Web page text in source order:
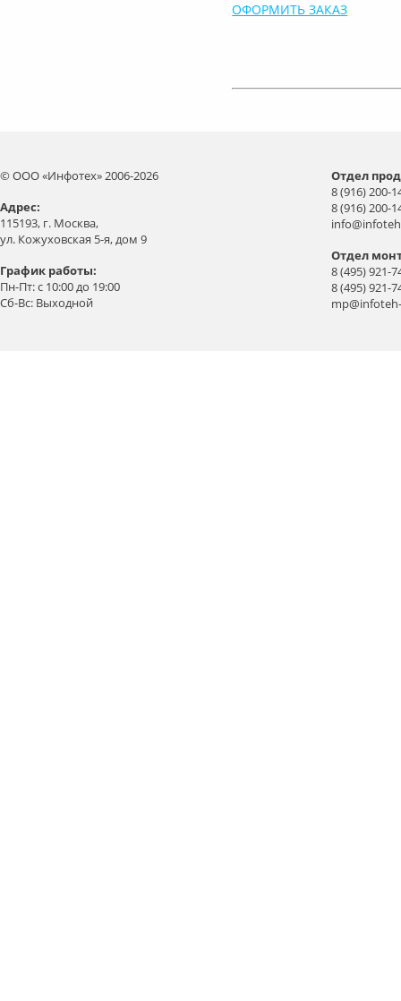
ОФОРМИТЬ ЗАКАЗ
© ООО «Инфотех» 2006-2026
Aдрес:
115193, г. Москва,
ул. Кожуховская 5-я, дом 9
График работы:
Пн-Пт: с 10:00 до 19:00
Сб-Вс: Выходной
Отдел
8 (916) 200-
8 (916) 200-
Отдел
8 (495) 921-
8 (495) 921-